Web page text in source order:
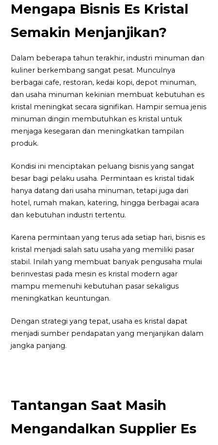
Mengapa Bisnis Es Kristal
Semakin Menjanjikan?
Dalam beberapa tahun terakhir, industri minuman dan
kuliner berkembang sangat pesat. Munculnya
berbagai cafe, restoran, kedai kopi, depot minuman,
dan usaha minuman kekinian membuat kebutuhan es
kristal meningkat secara signifikan. Hampir semua jenis
minuman dingin membutuhkan es kristal untuk
menjaga kesegaran dan meningkatkan tampilan
produk.
Kondisi ini menciptakan peluang bisnis yang sangat
besar bagi pelaku usaha. Permintaan es kristal tidak
hanya datang dari usaha minuman, tetapi juga dari
hotel, rumah makan, katering, hingga berbagai acara
dan kebutuhan industri tertentu.
Karena permintaan yang terus ada setiap hari, bisnis es
kristal menjadi salah satu usaha yang memiliki pasar
stabil. Inilah yang membuat banyak pengusaha mulai
berinvestasi pada mesin es kristal modern agar
mampu memenuhi kebutuhan pasar sekaligus
meningkatkan keuntungan.
Dengan strategi yang tepat, usaha es kristal dapat
menjadi sumber pendapatan yang menjanjikan dalam
jangka panjang.
Tantangan Saat Masih
Mengandalkan Supplier Es